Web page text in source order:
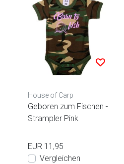
House of Carp
Geboren zum Fischen -
Strampler Pink
EUR 11,95
Vergleichen